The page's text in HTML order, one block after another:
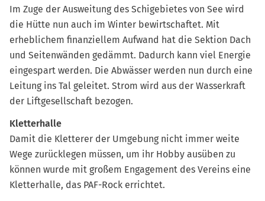
Im Zuge der Ausweitung des Schigebietes von See wird
die Hütte nun auch im Winter bewirtschaftet. Mit
erheblichem finanziellem Aufwand hat die Sektion Dach
und Seitenwänden gedämmt. Dadurch kann viel Energie
eingespart werden. Die Abwässer werden nun durch eine
Leitung ins Tal geleitet. Strom wird aus der Wasserkraft
der Liftgesellschaft bezogen.
Kletterhalle
Damit die Kletterer der Umgebung nicht immer weite
Wege zurücklegen müssen, um ihr Hobby ausüben zu
können wurde mit großem Engagement des Vereins eine
Kletterhalle, das PAF-Rock errichtet.